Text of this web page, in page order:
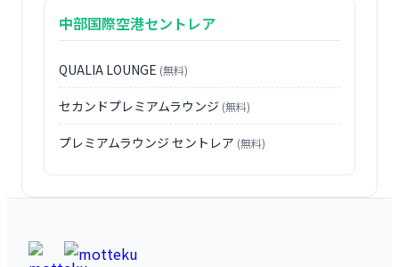
中部国際空港セントレア
QUALIA LOUNGE (無料)
セカンドプレミアムラウンジ (無料)
プレミアムラウンジ セントレア (無料)